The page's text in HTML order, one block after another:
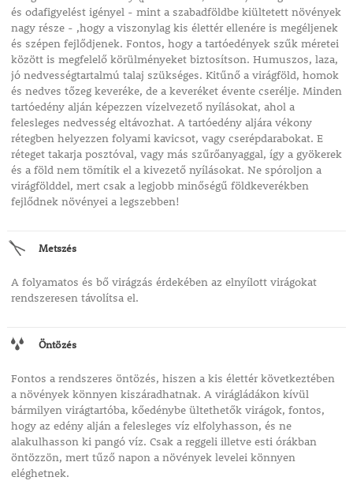
és odafigyelést igényel - mint a szabadföldbe kiültetett növények
nagy része - ,hogy a viszonylag kis élettér ellenére is megéljenek
és szépen fejlődjenek. Fontos, hogy a tartóedények szűk méretei
között is megfelelő körülményeket biztosítson. Humuszos, laza,
jó nedvességtartalmú talaj szükséges. Kitűnő a virágföld, homok
és nedves tőzeg keveréke, de a keveréket évente cserélje. Minden
tartóedény alján képezzen vízelvezető nyílásokat, ahol a
felesleges nedvesség eltávozhat. A tartóedény aljára vékony
rétegben helyezzen folyami kavicsot, vagy cserépdarabokat. E
réteget takarja posztóval, vagy más szűrőanyaggal, így a gyökerek
és a föld nem tömítik el a kivezető nyílásokat. Ne spóroljon a
virágfölddel, mert csak a legjobb minőségű földkeverékben
fejlődnek növényei a legszebben!
Metszés
A folyamatos és bő virágzás érdekében az elnyílott virágokat
rendszeresen távolítsa el.
Öntözés
Fontos a rendszeres öntözés, hiszen a kis élettér következtében
a növények könnyen kiszáradhatnak. A virágládákon kívül
bármilyen virágtartóba, kőedénybe ültethetők virágok, fontos,
hogy az edény alján a felesleges víz elfolyhasson, és ne
alakulhasson ki pangó víz. Csak a reggeli illetve esti órákban
öntözzön, mert tűző napon a növények levelei könnyen
eléghetnek.